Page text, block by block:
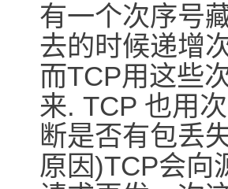
有一个次序号
去的时候递增
而TCP用这些
来. TCP 也用
断是否有包丢
原因)TCP会向